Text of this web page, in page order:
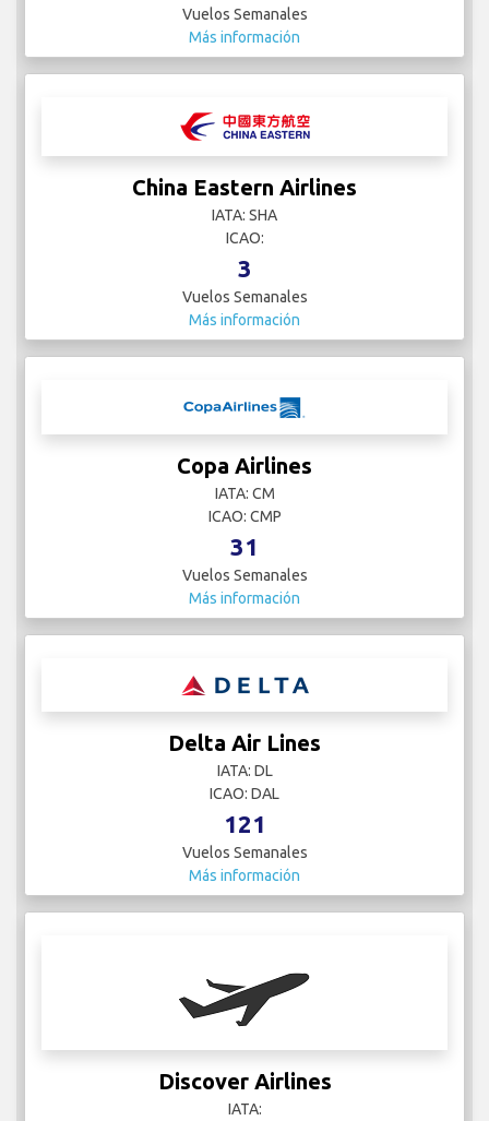
Vuelos Semanales
Más información
China Eastern Airlines
IATA: SHA
ICAO:
3
Vuelos Semanales
Más información
Copa Airlines
IATA: CM
ICAO: CMP
31
Vuelos Semanales
Más información
Delta Air Lines
IATA: DL
ICAO: DAL
121
Vuelos Semanales
Más información
Discover Airlines
IATA: